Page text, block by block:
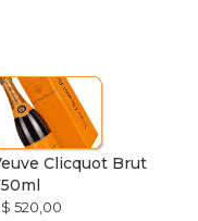
Clicquot Brut
520,00